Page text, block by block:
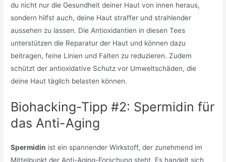
du nicht nur die Gesundheit deiner Haut von innen heraus,
sondern hilfst auch, deine Haut straffer und strahlender
aussehen zu lassen. Die Antioxidantien in diesen Tees
unterstützen die Reparatur der Haut und können dazu
beitragen, feine Linien und Falten zu reduzieren. Zudem
schützt der antioxidative Schutz vor Umweltschäden, die
deine Haut täglich belasten können.
Biohacking-Tipp #2: Spermidin für
das Anti-Aging
Spermidin ist ein spannender Wirkstoff, der zunehmend im
Mittelpunkt der Anti-Aging-Forschung steht. Es handelt sich